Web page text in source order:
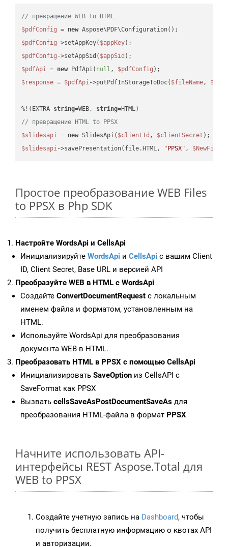
// превращение WEB to HTML
$pdfConfig = new
$pdfConfig ->setAppKey( $appKey
$pdfConfig ->setAppSid( $appSid
$pdfApi = new PdfApi( null , $pdfConfig
$response = $pdfApi->putPdfInStorageToDoc( $fileName,
%!(EXTRA string=WEB, string
// превращение HTML to PPSX
$slidesapi = new SlidesApi( $clientId , $clientSecret
$slidesapi->savePresentation(file.HTML, "PPSX" , $NewFile
Простое преобразование WEB Files
to PPSX в Php SDK
Настройте WordsApi и CellsApi
Инициализируйте WordsApi и CellsApi с вашим Client
ID, Client Secret, Base URL и версией API
Преобразуйте WEB в HTML с WordsApi
Создайте ConvertDocumentRequest с локальным
именем файла и форматом, установленным на
HTML.
Используйте WordsApi для преобразования
документа WEB в HTML.
Преобразовать HTML в PPSX с помощью CellsApi
Инициализировать SaveOption из CellsAPI с
SaveFormat как PPSX
Вызвать cellsSaveAsPostDocumentSaveAs для
преобразования HTML-файла в формат PPSX
Начните использовать API-
интерфейсы REST Aspose.Total для
WEB to PPSX
Создайте учетную запись на Dashboard, чтобы
получить бесплатную информацию о квотах API
и авторизации.